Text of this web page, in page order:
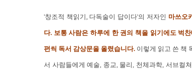
'창조적 책읽기, 다독술이 답이다'의 저자인 마쓰오
다. 보통 사람은 하루에 한 권의 책을 읽기에도 벅
편씩 독서 감상문을 올렸습니다. 이렇게 읽고 쓴 책
서 사람들에게 예술, 종교, 물리, 천체과학, 서브컬